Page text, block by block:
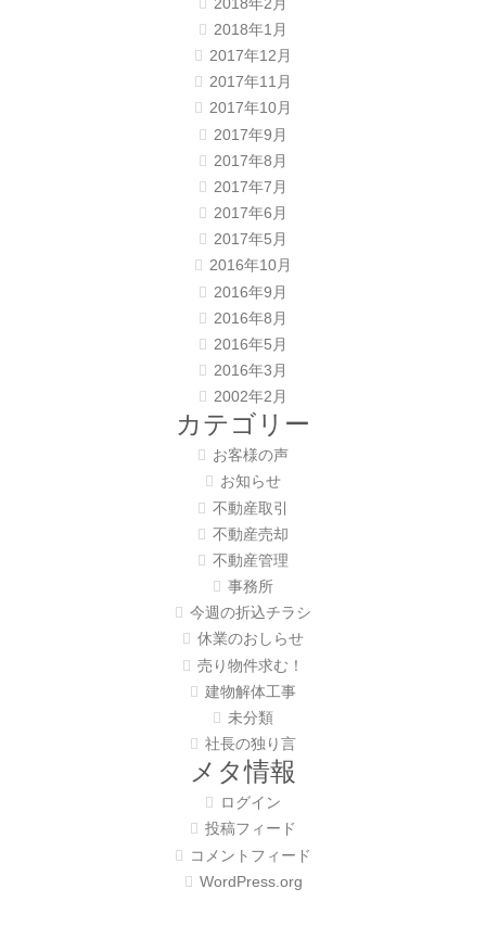
2018年2月
2018年1月
2017年12月
2017年11月
2017年10月
2017年9月
2017年8月
2017年7月
2017年6月
2017年5月
2016年10月
2016年9月
2016年8月
2016年5月
2016年3月
2002年2月
カテゴリー
お客様の声
お知らせ
不動産取引
不動産売却
不動産管理
事務所
今週の折込チラシ
休業のおしらせ
売り物件求む！
建物解体工事
未分類
社長の独り言
メタ情報
ログイン
投稿フィード
コメントフィード
WordPress.org